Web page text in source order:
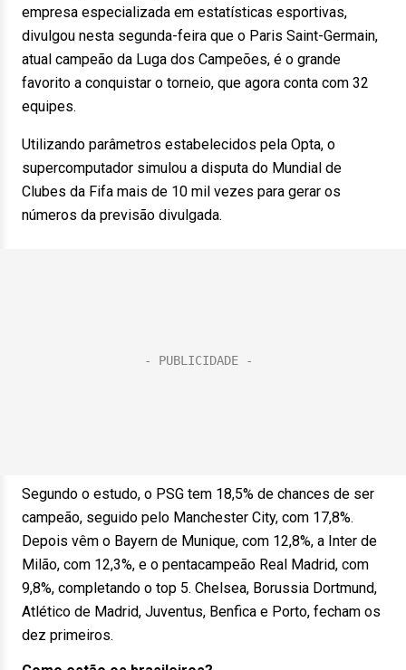
empresa especializada em estatísticas esportivas,
divulgou nesta segunda-feira que o Paris Saint-Germain,
atual campeão da Luga dos Campeões, é o grande
favorito a conquistar o torneio, que agora conta com 32
equipes.
Utilizando parâmetros estabelecidos pela Opta, o
supercomputador simulou a disputa do Mundial de
Clubes da Fifa mais de 10 mil vezes para gerar os
números da previsão divulgada.
Segundo o estudo, o PSG tem 18,5% de chances de ser
campeão, seguido pelo Manchester City, com 17,8%.
Depois vêm o Bayern de Munique, com 12,8%, a Inter de
Milão, com 12,3%, e o pentacampeão Real Madrid, com
9,8%, completando o top 5. Chelsea, Borussia Dortmund,
Atlético de Madrid, Juventus, Benfica e Porto, fecham os
dez primeiros.